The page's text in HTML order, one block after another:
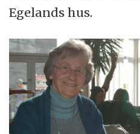
Egelands hus.